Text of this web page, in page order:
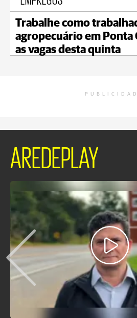
Trabalhe como
agropecuário em Ponta
as vagas desta quinta
AREDEPLAY